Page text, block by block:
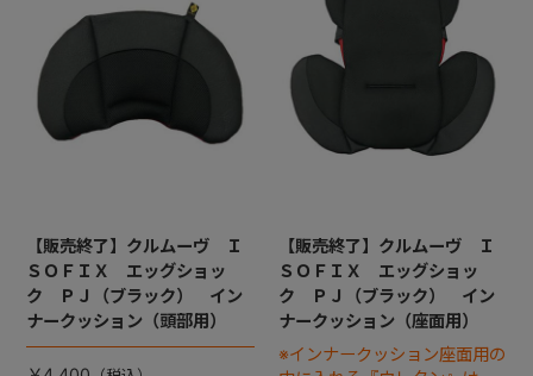
【販売終了】クルムーヴ Ｉ
ＳＯＦＩＸ エッグショッ
ク ＰＪ（ブラック） イン
ナークッション（頭部用）
【販売終了】クルムーヴ Ｉ
ＳＯＦＩＸ エッグショッ
ク ＰＪ（ブラック） イン
ナークッション（座面用）
※インナークッション座面用の